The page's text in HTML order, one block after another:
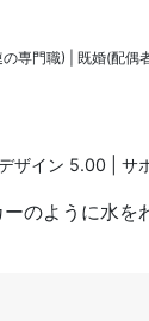
専門職) | 既婚(配偶
ザイン 5.00 | サ
のように水